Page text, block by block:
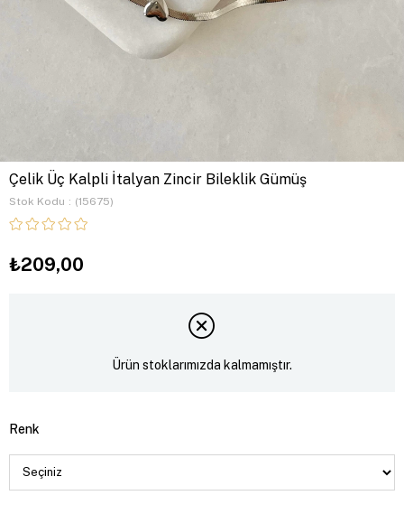
Çelik Üç Kalpli İtalyan Zincir Bileklik Gümüş
Stok Kodu (15675)
₺209,00
Ürün stoklarımızda kalmamıştır.
Renk